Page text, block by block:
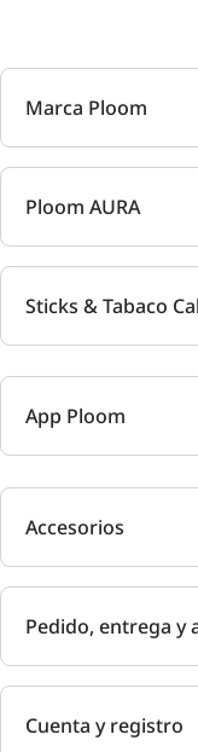
Marca Ploom
Ploom AURA
Sticks & Tabaco
App Ploom
Accesorios
Pedido, entrega y
Cuenta y registro